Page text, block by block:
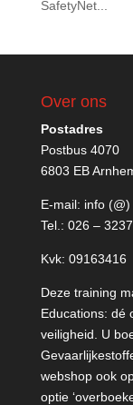
SafetyNet...
Over ons
Postadres
Postbus 4070
6803 EB
E-mail: info
Tel.: 026 –
Kvk: 09163416
Deze training
Educations: dé
veiligheid. U
webshop ook
optie